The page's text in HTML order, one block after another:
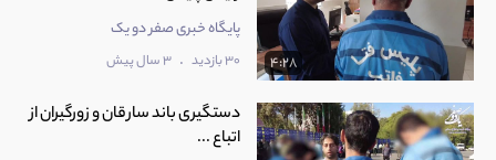
4:28
پایگاه خبری صفر دو یک
30 بازدید . 3 سال پیش
دستگیری باند سارقان و زورگیران از
اتباع ...